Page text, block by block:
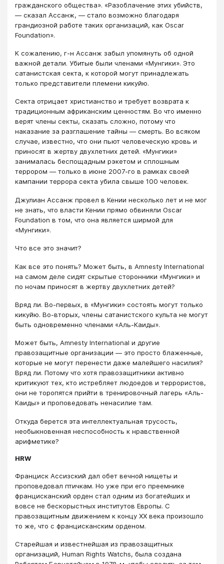
гражданского общества». «Разоблачение этих убийств,
— сказал Ассанж, — стало возможно благодаря
грандиозной работе таких организаций, как Oscar
Foundation».
К сожалению, г-н Ассанж забыл упомянуть об одной
важной детали. Убитые были членами «Мунгики». Это
сатанистская секта, к которой могут принадлежать
только представители племени кикуйю.
Секта отрицает христианство и требует возврата к
традиционным африканским ценностям. Во что именно
верят члены секты, сказать сложно, потому что
наказание за разглашение тайны — смерть. Во всяком
случае, известно, что они пьют человеческую кровь и
приносят в жертву двухлетних детей. «Мунгики»
занималась беспощадным рэкетом и сплошным
террором — только в июне 2007-го в рамках своей
кампании террора секта убила свыше 100 человек.
Джулиан Ассанж провел в Кении несколько лет и не мог
не знать, что власти Кении прямо обвиняли Oscar
Foundation в том, что она является ширмой для
«Мунгики».
Что все это значит?
Как все это понять? Может быть, в Amnesty International
на самом деле сидят скрытые сторонники «Мунгики» и
по ночам приносят в жертву двухлетних детей?
Вряд ли. Во-первых, в «Мунгики» состоять могут только
кикуйю. Во-вторых, члены сатанистского культа не могут
быть одновременно членами «Аль-Каиды».
Может быть, Amnesty International и другие
правозащитные организации — это просто блаженные,
которые не могут перенести даже малейшего насилия?
Вряд ли. Потому что хотя правозащитники активно
критикуют тех, кто истребляет людоедов и террористов,
они не торопятся прийти в тренировочный лагерь «Аль-
Каиды» и проповедовать ненасилие там.
Откуда берется эта интеллектуальная трусость,
необыкновенная неспособность к нравственной
арифметике?
HRW
Франциск Ассизский дал обет вечной нищеты и
проповедовал птичкам. Но уже при его преемнике
францисканский орден стал одним из богатейших и
вовсе не бескорыстных институтов Европы. С
правозащитным движением к концу XX века произошло
то же, что с францисканским орденом.
Старейшая и известнейшая из правозащитных
организаций, Human Rights Watchs, была создана